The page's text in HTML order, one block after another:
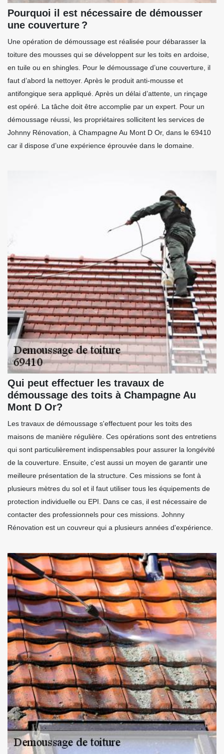
Pourquoi il est nécessaire de démousser
une couverture ?
Une opération de démoussage est réalisée pour débarasser la
toiture des mousses qui se développent sur les toits en ardoise,
en tuile ou en shingles. Pour le démoussage d’une couverture, il
faut d’abord la nettoyer. Après le produit anti-mousse et
antifongique sera appliqué. Après un délai d’attente, un rinçage
est opéré. La tâche doit être accomplie par un expert. Pour un
démoussage réussi, les propriétaires sollicitent les services de
Johnny Rénovation, à Champagne Au Mont D Or, dans le 69410
car il dispose d’une expérience éprouvée dans le domaine.
Qui peut effectuer les travaux de
démoussage des toits à Champagne Au
Mont D Or?
Les travaux de démoussage s'effectuent pour les toits des
maisons de manière régulière. Ces opérations sont des entretiens
qui sont particulièrement indispensables pour assurer la longévité
de la couverture. Ensuite, c'est aussi un moyen de garantir une
meilleure présentation de la structure. Ces missions se font à
plusieurs mètres du sol et il faut utiliser tous les équipements de
protection individuelle ou EPI. Dans ce cas, il est nécessaire de
contacter des professionnels pour ces missions. Johnny
Rénovation est un couvreur qui a plusieurs années d'expérience.